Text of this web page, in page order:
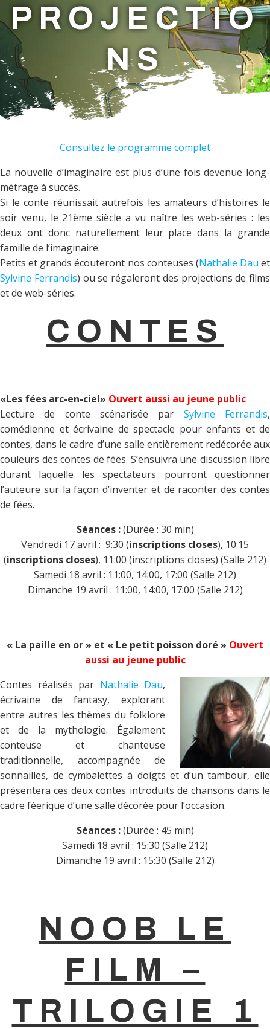
PROJECTIO
NS
Consultez le programme complet
La nouvelle d’imaginaire est plus d’une fois devenue long-
métrage à succès.
Si le conte réunissait autrefois les amateurs d’histoires le
soir venu, le 21ème siècle a vu naître les web-séries : les
deux ont donc naturellement leur place dans la grande
famille de l’imaginaire.
Petits et grands écouteront nos conteuses (Nathalie Dau et
Sylvine Ferrandis) ou se régaleront des projections de films
et de web-séries.
CONTES
«Les fées arc-en-ciel» Ouvert aussi au jeune public
Lecture de conte scénarisée par Sylvine Ferrandis,
comédienne et écrivaine de spectacle pour enfants et de
contes, dans le cadre d’une salle entièrement redécorée aux
couleurs des contes de fées. S’ensuivra une discussion libre
durant laquelle les spectateurs pourront questionner
l’auteure sur la façon d’inventer et de raconter des contes
de fées.
Séances :(Durée : 30 min)
Vendredi 17 avril : 9:30 (inscriptions closes), 10:15
(inscriptions closes), 11:00 (inscriptions closes) (Salle 212)
Samedi 18 avril : 11:00, 14:00, 17:00 (Salle 212)
Dimanche 19 avril : 11:00, 14:00, 17:00 (Salle 212)
« La paille en or » et « Le petit poisson doré » Ouvert
aussi au jeune public
Contes réalisés par Nathalie Dau,
écrivaine de fantasy, explorant
entre autres les thèmes du folklore
et de la mythologie. Également
conteuse et chanteuse
traditionnelle, accompagnée de
sonnailles, de cymbalettes à doigts et d’un tambour, elle
présentera ces deux contes introduits de chansons dans le
cadre féerique d’une salle décorée pour l’occasion.
Séances :(Durée : 45 min)
Samedi 18 avril : 15:30 (Salle 212)
Dimanche 19 avril : 15:30 (Salle 212)
NOOB LE
FILM –
TRILOGIE 1